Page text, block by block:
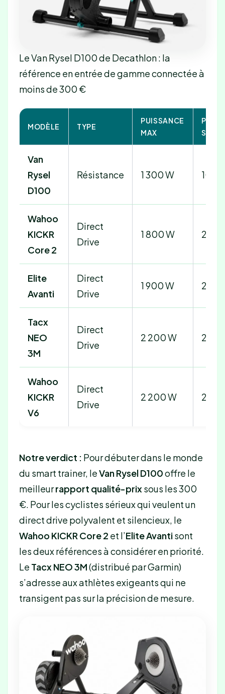
Le Van Rysel D100 de Decathlon : la
référence en entrée de gamme connectée à
moins de 300 €
MODÈLE TYPE
PUISSANCE
MAX
Van
Rysel
D100
Résistance 1 300 W 10 %
Wahoo
KICKR
Core 2
Direct
Drive
1 800 W 20 %
Elite
Avanti
Direct
Drive
1 900 W 24 %
Tacx
NEO
3M
Direct
Drive
2 200 W 25 %
Wahoo
KICKR
V6
Direct
Drive
2 200 W 20 %
Notre verdict : Pour débuter dans le monde
du smart trainer, leVan Rysel D100offre le
meilleurrapport qualité-prixsous les 300
€. Pour les cyclistes sérieux qui veulent un
direct drive polyvalent et silencieux, le
Wahoo KICKR Core 2 et l’Elite Avantisont
les deux références à considérer en priorité.
Le Tacx NEO 3M(distribué par Garmin)
s’adresse aux athlètes exigeants qui ne
transigent pas sur la précision de mesure.